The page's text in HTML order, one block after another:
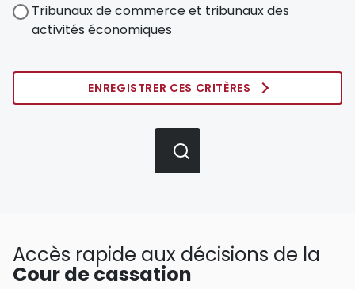
Tribunaux de commerce et tribunaux des
activités économiques
ENREGISTRER CES CRITÈRES
Accès rapide aux décisions de la
Cour de cassation